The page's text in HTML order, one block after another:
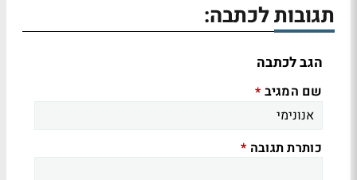
תגובות לכתבה:
הגב לכתבה
שם המגיב *
כותרת תגובה *